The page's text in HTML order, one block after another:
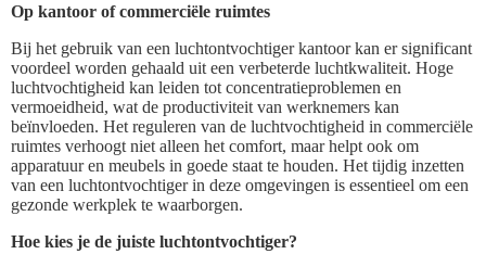
Op kantoor of commerciële ruimtes
Bij het gebruik van een luchtontvochtiger kantoor kan er significant
voordeel worden gehaald uit een verbeterde luchtkwaliteit. Hoge
luchtvochtigheid kan leiden tot concentratieproblemen en
vermoeidheid, wat de productiviteit van werknemers kan
beïnvloeden. Het reguleren van de luchtvochtigheid in commerciële
ruimtes verhoogt niet alleen het comfort, maar helpt ook om
apparatuur en meubels in goede staat te houden. Het tijdig inzetten
van een luchtontvochtiger in deze omgevingen is essentieel om een
gezonde werkplek te waarborgen.
Hoe kies je de juiste luchtontvochtiger?